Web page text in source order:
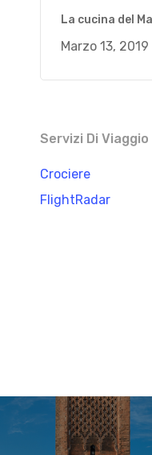
La cucina del
Marzo 13, 2019
Servizi Di Viaggio
Crociere
FlightRadar